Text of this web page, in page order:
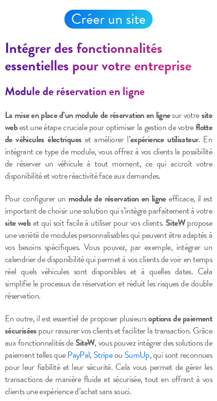
Créer un site
Intégrer des fonctionnalités
essentielles pour votre entreprise
Module de réservation en ligne
La mise en place d’un module de réservation en lignesur votresite
webest une étape cruciale pour optimiser la gestion de votreflotte
de véhicules électriques et améliorer l’expérience utilisateur. En
intégrant ce type de module, vous offrez à vos clients la possibilité
de réserver un véhicule à tout moment, ce qui accroît votre
disponibilité et votre réactivité face aux demandes.
Pour configurer un module de réservation en ligneefficace, il est
important de choisir une solution qui s’intègre parfaitement à votre
site webet qui soit facile à utiliser pour vos clients. SiteWpropose
une variété de modules personnalisables qui peuvent être adaptés à
vos besoins spécifiques. Vous pouvez, par exemple, intégrer un
calendrier de disponibilité qui permet à vos clients de voir en temps
réel quels véhicules sont disponibles et à quelles dates. Cela
simplifie le processus de réservation et réduit les risques de double
réservation.
En outre, il est essentiel de proposer plusieursoptions de paiement
sécuriséespour rassurer vos clients et faciliter la transaction. Grâce
aux fonctionnalités deSiteW, vous pouvez intégrer des solutions de
paiement telles quePayPal,Stripeou SumUp, qui sont reconnues
pour leur fiabilité et leur sécurité. Cela vous permet de gérer les
transactions de manière fluide et sécurisée, tout en offrant à vos
clients une expérience d’achat sans souci.